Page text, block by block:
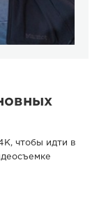
чтобы идти в